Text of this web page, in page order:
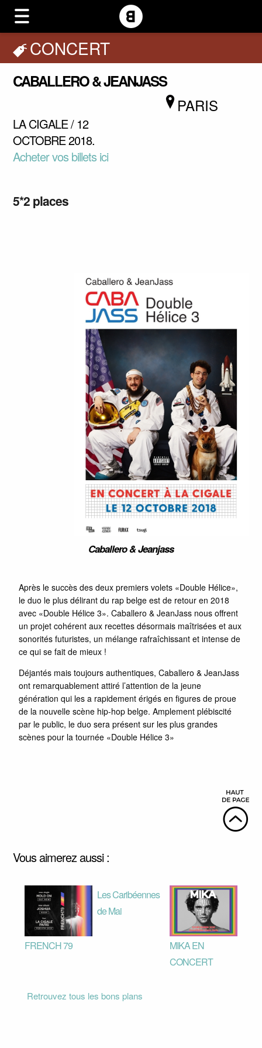
CONCERT
CABALLERO & JEANJASS
PARIS
LA CIGALE / 12
OCTOBRE 2018.
Acheter vos billets ici
5*2 places
Caballero & Jeanjass
Après le succès des deux premiers volets «Double Hélice»,
le duo le plus délirant du rap belge est de retour en 2018
avec «Double Hélice 3». Caballero & JeanJass nous offrent
un projet cohérent aux recettes désormais maîtrisées et aux
sonorités futuristes, un mélange rafraîchissant et intense de
ce qui se fait de mieux !
Déjantés mais toujours authentiques, Caballero & JeanJass
ont remarquablement attiré l’attention de la jeune
génération qui les a rapidement érigés en figures de proue
de la nouvelle scène hip-hop belge. Amplement plébiscité
par le public, le duo sera présent sur les plus grandes
scènes pour la tournée «Double Hélice 3»
Vous aimerez aussi :
FRENCH 79
Les Caribéennes
de Mai
MIKA EN
CONCERT
Retrouvez tous les bons plans